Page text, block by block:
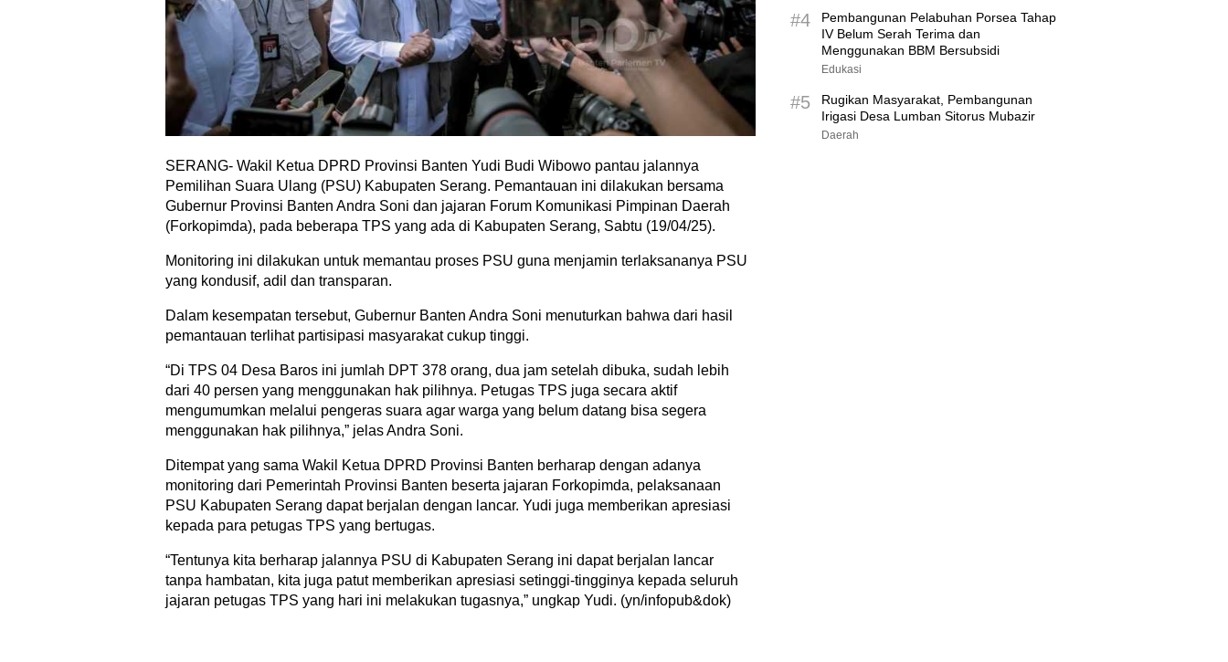
SERANG- Wakil Ketua DPRD Provinsi Banten Yudi Budi Wibowo pantau jalannya
Pemilihan Suara Ulang (PSU) Kabupaten Serang. Pemantauan ini dilakukan bersama
Gubernur Provinsi Banten Andra Soni dan jajaran Forum Komunikasi Pimpinan Daerah
(Forkopimda), pada beberapa TPS yang ada di Kabupaten Serang, Sabtu (19/04/25).
Monitoring ini dilakukan untuk memantau proses PSU guna menjamin terlaksananya PSU
yang kondusif, adil dan transparan.
Dalam kesempatan tersebut, Gubernur Banten Andra Soni menuturkan bahwa dari hasil
pemantauan terlihat partisipasi masyarakat cukup tinggi.
“Di TPS 04 Desa Baros ini jumlah DPT 378 orang, dua jam setelah dibuka, sudah lebih
dari 40 persen yang menggunakan hak pilihnya. Petugas TPS juga secara aktif
mengumumkan melalui pengeras suara agar warga yang belum datang bisa segera
menggunakan hak pilihnya,” jelas Andra Soni.
Ditempat yang sama Wakil Ketua DPRD Provinsi Banten berharap dengan adanya
monitoring dari Pemerintah Provinsi Banten beserta jajaran Forkopimda, pelaksanaan
PSU Kabupaten Serang dapat berjalan dengan lancar. Yudi juga memberikan apresiasi
kepada para petugas TPS yang bertugas.
“Tentunya kita berharap jalannya PSU di Kabupaten Serang ini dapat berjalan lancar
tanpa hambatan, kita juga patut memberikan apresiasi setinggi-tingginya kepada seluruh
jajaran petugas TPS yang hari ini melakukan tugasnya,” ungkap Yudi. (yn/infopub&dok)
#4
Pembangunan Pelabuhan Porsea Tahap
IV Belum Serah Terima dan
Menggunakan BBM Bersubsidi
Edukasi
#5
Rugikan Masyarakat, Pembangunan
Irigasi Desa Lumban Sitorus Mubazir
Daerah